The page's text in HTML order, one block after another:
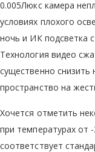
0.005Люкс камера
условиях плохого
ночь и ИК подсветка
Технология видео
существенно снизить
пространство на
Хочется отметить
при температурах от
соответствует